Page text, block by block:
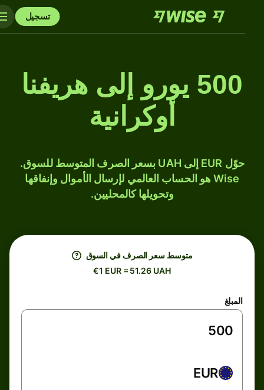
تسجيل
500 يورو إلى هريفنا
أوكرانية
حوّل EUR إلى UAH بسعر الصرف المتوسط للسوق.
Wise هو الحساب العالمي لإرسال الأموال وإنفاقها
وتحويلها كالمحليين.
متوسط ​​سعر الصرف في السوق
€1 EUR = 51.26 UAH
المبلغ
EUR